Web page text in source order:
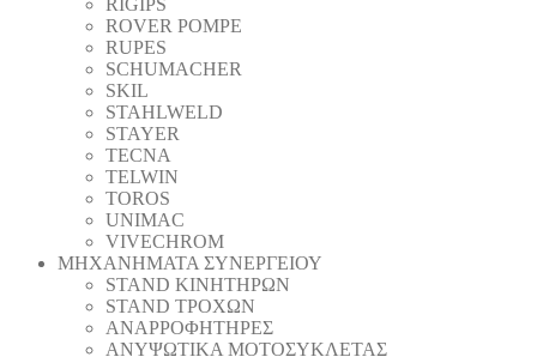
ROVER POMPE
RUPES
SCHUMACHER
SKIL
STAHLWELD
STAYER
TECNA
TELWIN
TOROS
UNIMAC
VIVECHROM
ΜΗΧΑΝΗΜΑΤΑ ΣΥΝΕΡΓΕΙΟΥ
STAND ΚΙΝΗΤΗΡΩΝ
STAND ΤΡΟΧΩΝ
ΑΝΑΡΡΟΦΗΤΗΡΕΣ
ΑΝΥΨΩΤΙΚΑ ΜΟΤΟΣΥΚΛΕΤΑΣ